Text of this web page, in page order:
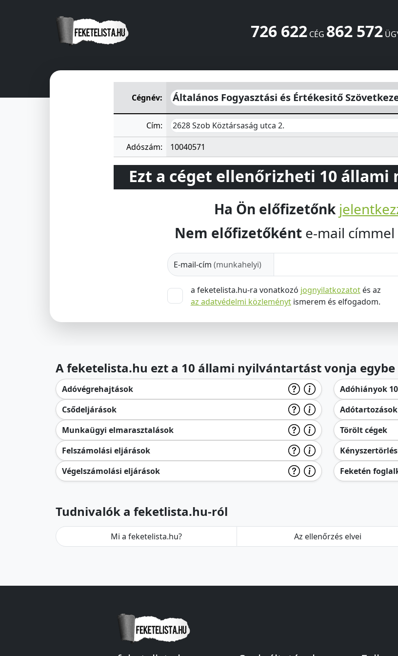
726 622CÉG 862 572
Általános Fogyasztási és Értékesitő SzövetkezetKöztársaság utca 2.Szob
Cégnév:
Általános Fogyasztási és Értékesitő
Cím: 2628 Szob Köztársaság utca 2.
Adószám: 10040571
Ezt a céget ellenőrizheti 10
Ha Ön előfizetőnk
Nem előfizetőként e-mail
E-mail-cím (munkahelyi)
a feketelista.hu-ra vonatkozó jognyilatkozatotés az
az adatvédelmi közleménytismerem és elfogadom.
A feketelista.hu ezt a 10 állami nyilvántartást vonja egybe
Adóvégrehajtások
Csődeljárások
Munkaügyi elmarasztalások
Felszámolási eljárások
Végelszámolási eljárások
Adóhiányok
Törölt cégek
Feketén
Tudnivalók a feketlista.hu-ról
Mi a feketelista.hu? Az ellenőrzés elvei